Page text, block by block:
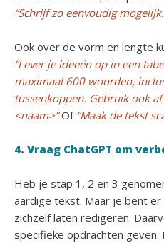
“Schrijf zo eenvoudig
Ook over de vorm en lengte
“Lever je ideeën op in een
maximaal 600 woorden,
tussenkoppen. Gebruik ook
<naam>”Of “Maak de tekst
4. Vraag ChatGPT om
Heb je stap 1, 2 en 3
aardige tekst. Maar je bent er
zichzelf laten redigeren.
specifieke opdrachten